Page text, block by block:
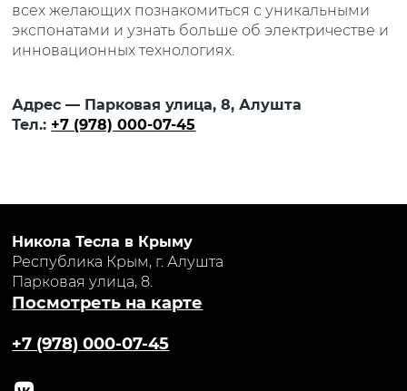
всех желающих познакомиться с уникальными
экспонатами и узнать больше об электричестве и
инновационных технологиях.
Адрес — Парковая улица, 8, Алушта
Тел.: +7 (978) 000-07-45
Никола Тесла в Крыму
Республика Крым, г. Алушта
Парковая улица, 8.
Посмотреть на карте
+7 (978) 000-07-45